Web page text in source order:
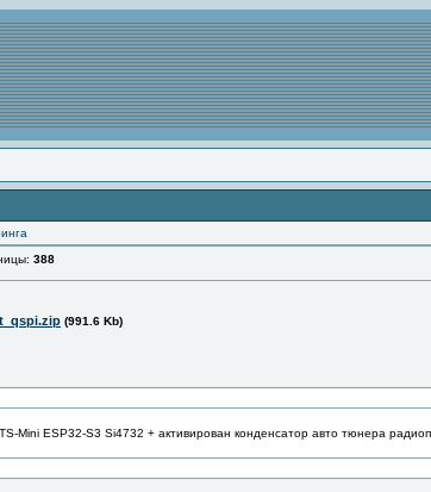
388
(991.6 Kb)
Mini ESP32-S3 Si4732 + активирован конденсатор авто тюнера